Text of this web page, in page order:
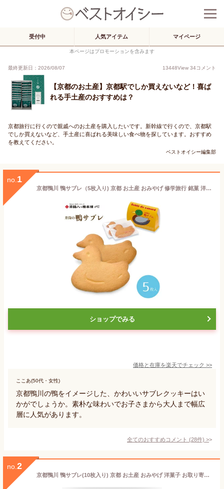
受付中 人気アイテム マイページ
本ページはプロモーションを含みます
最終更新日：2026/08/07 13448View 34コメント
【京都のお土産】京都駅でしか買えないなど！喜ば
れる手土産のおすすめは？
京都旅行に行くので親戚へのお土産を購入したいです。新幹線で行くので、京都駅
でしか買えないなど、手土産に喜ばれる美味しい食べ物を探しています。おすすめ
を教えてください。
ベストオイシー編集部
no. 1
京都鴨川 鴨サブレ（5枚入り) 京都 お土産 おみやげ 修学旅行 銘菓 洋菓子 お取り寄せ おとりよせ 詰め合わせ お菓子 おかし プレゼント ギフト 子供 おしゃれ プチギフト 退職 かわいい サブレ クッキー 個包装 内祝い キッズ 出産祝い お返し お年賀 御年賀 手土産
ショップでみる
価格と在庫を楽天でチェック >>
ここあ(50代・女性)
京都鴨川の鴨をイメージした、かわいいサブレクッキーはい
かがでしょうか。素朴な味わいでお子さまから大人まで幅広
層に人気があります。
全てのおすすめコメント (28件) >
no. 2
京都鴨川 鴨サブレ(10枚入り) 京都 お土産 おみやげ 洋菓子 お取り寄せ おとりよせ 詰め合わせ つめあわせ お菓子 おかし プレゼント ギフト おしゃれ プチギフト かわいい サブレ クッキー 個包装 内祝い 出産祝い キッズ 出産内祝い ホワイトデー 引き出物 鳥サブレ